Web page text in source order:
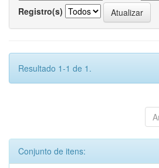
Registro(s)
Resultado 1-1 de 1.
Conjunto de itens: